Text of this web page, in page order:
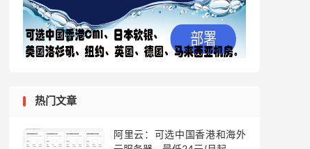
热门文章
阿里云：可选中国香港和海外